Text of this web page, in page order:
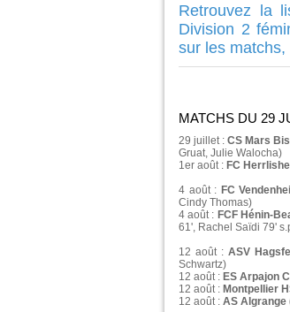
Retrouvez la
Division 2
sur les
MATCHS DU 29
29 juillet :CS Mars
Gruat, Julie Walocha)
1er août : FC
4 août : FC
Cindy Thomas)
4 août : FCF Hénin-
61', Rachel Saïdi 79'
12 août : ASV
Schwartz)
12 août : ES Arpajon
12 août : Montpellier
12 août : AS Algrange